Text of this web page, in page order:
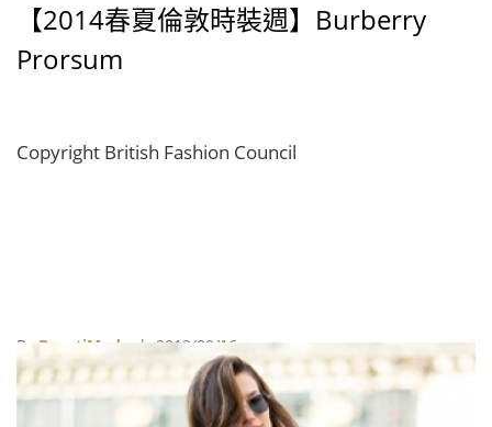
【2014春夏倫敦時裝週】Burberry
Prorsum
Copyright British Fashion Council
ByBeautiMode| 2013/09/16